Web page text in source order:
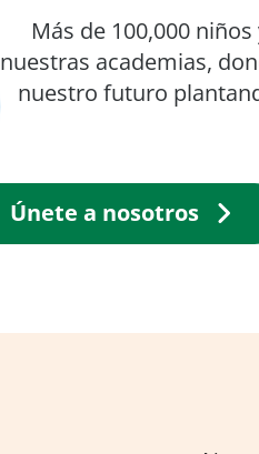
Más de 100,000
nuestras academias,
nuestro futuro
Únete a nosotros